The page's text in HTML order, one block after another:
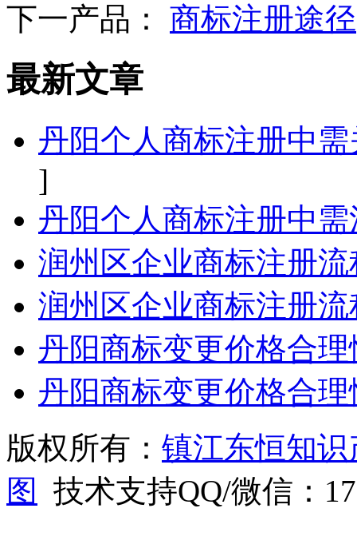
下一产品： 商标注册途径
最新文章
丹阳个人商标注册中
]
丹阳个人商标注册中
润州区企业商标注册
润州区企业商标注册
丹阳商标变更价格合
丹阳商标变更价格合
版权所有： 镇江东恒知
图
技术支持QQ/微信：